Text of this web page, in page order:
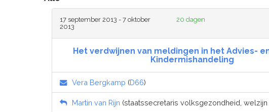
17 september 2013 - 7 oktober
2013
20 dagen
Het verdwijnen van meldingen in het Advies-
Kindermishandeling
Vera Bergkamp (D66)
Martin van Rijn (staatssecretaris volksgezondheid, welzijn